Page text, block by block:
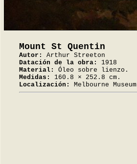
Mount St Quentin
Autor:
Arthur Streeton
Datación de la obra:
1918
Material:
Óleo sobre lienzo.
Medidas:
160.8 × 252.8 cm.
Localización:
Melbourne Museum